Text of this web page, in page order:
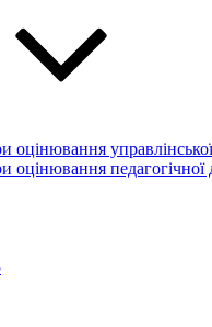
оцінювання
оцінювання педагогічної